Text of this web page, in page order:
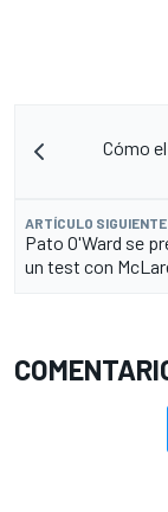
Cómo
ARTÍCULO SIGUIENTE
Pato O'Ward se
un test con